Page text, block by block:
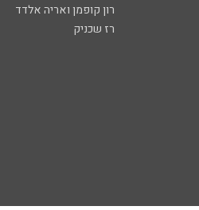
רון קופמן ואריה אלדד
רז שכניק